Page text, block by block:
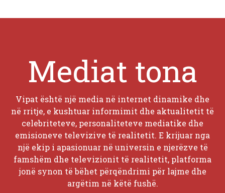
Mediat tona
Vipat është një media në internet dinamike dhe
në rritje, e kushtuar informimit dhe aktualitetit të
celebriteteve, personaliteteve mediatike dhe
emisioneve televizive të realitetit. E krijuar nga
një ekip i apasionuar në universin e njerëzve të
famshëm dhe televizionit të realitetit, platforma
jonë synon të bëhet përqëndrimi për lajme dhe
argëtim në këtë fushë.